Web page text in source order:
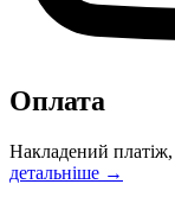
Оплата
Накладений
детальніше →